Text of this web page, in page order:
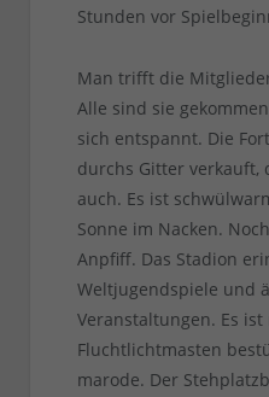
Stunden vor
Man trifft die
Alle sind sie
sich entspannt. Die
durchs Gitter verkauft,
auch. Es ist
Sonne im Nacken.
Anpfiff. Das Stadion
Weltjugendspiele und
Veranstaltungen. Es
Fluchtlichtmasten
marode. Der